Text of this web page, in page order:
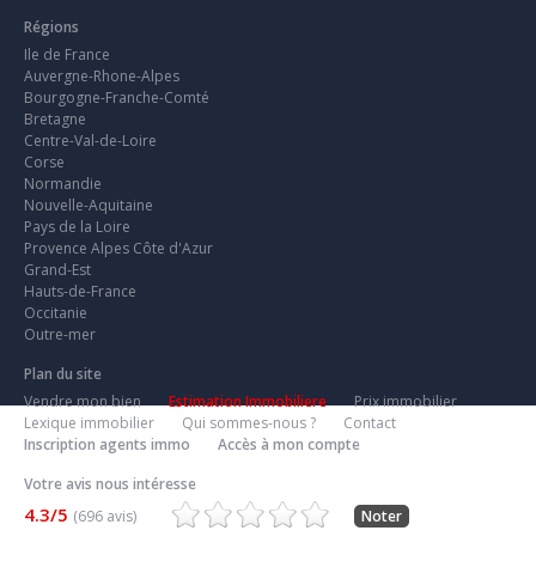
Régions
Ile de France
Auvergne-Rhone-Alpes
Bourgogne-Franche-Comté
Bretagne
Centre-Val-de-Loire
Corse
Normandie
Nouvelle-Aquitaine
Pays de la Loire
Provence Alpes Côte d'Azur
Grand-Est
Hauts-de-France
Occitanie
Outre-mer
Plan du site
Vendre mon bien
Estimation Immobiliere
Prix immobilier
Lexique immobilier
Qui sommes-nous ?
Contact
Inscription agents immo
Accès à mon compte
Votre avis nous intéresse
4.3/5 (696 avis) Noter